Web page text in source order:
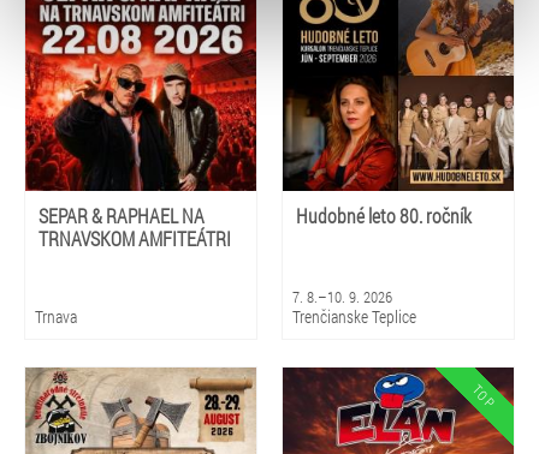
zpracování upravíte zaškrtnutím příslušné varianty. Svoji
volbu můžete kdykoliv změnit v zápatí stránky v záložce
„Cookies a jejich nastavení“.
SEPAR & RAPHAEL NA
TRNAVSKOM AMFITEÁTRI
Trnava
Hudobné leto 80. ročník
7. 8.–10. 9. 2026
Trenčianske Teplice